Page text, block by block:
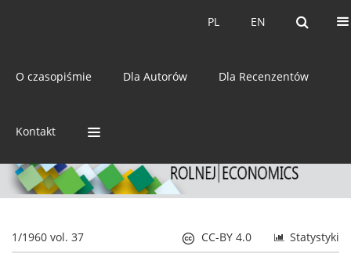
EN
PL EN
PL
O czasopiśmie Dla Autorów Dla Recenzentów
Kontakt
ISSN: 0044-1600
1/1960 vol. 37 Statystyki
CC-BY 4.0